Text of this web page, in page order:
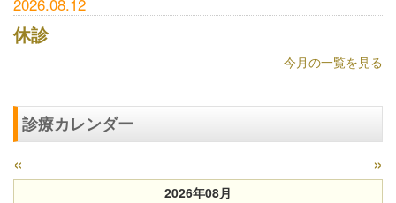
休診
今月の一覧を見る
診療カレンダー
« »
2026年08月